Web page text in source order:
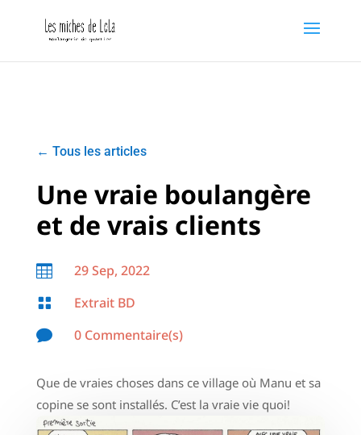
← Tous les articles
Une vraie boulangère
et de vrais clients
 29 Sep, 2022
 Extrait BD
 0 Commentaire(s)
Que de vraies choses dans ce village où Manu et sa
copine se sont installés. C’est la vraie vie quoi!